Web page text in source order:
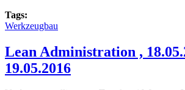
Tags:
Werkzeugbau
Lean Administration ,
19.05.2016